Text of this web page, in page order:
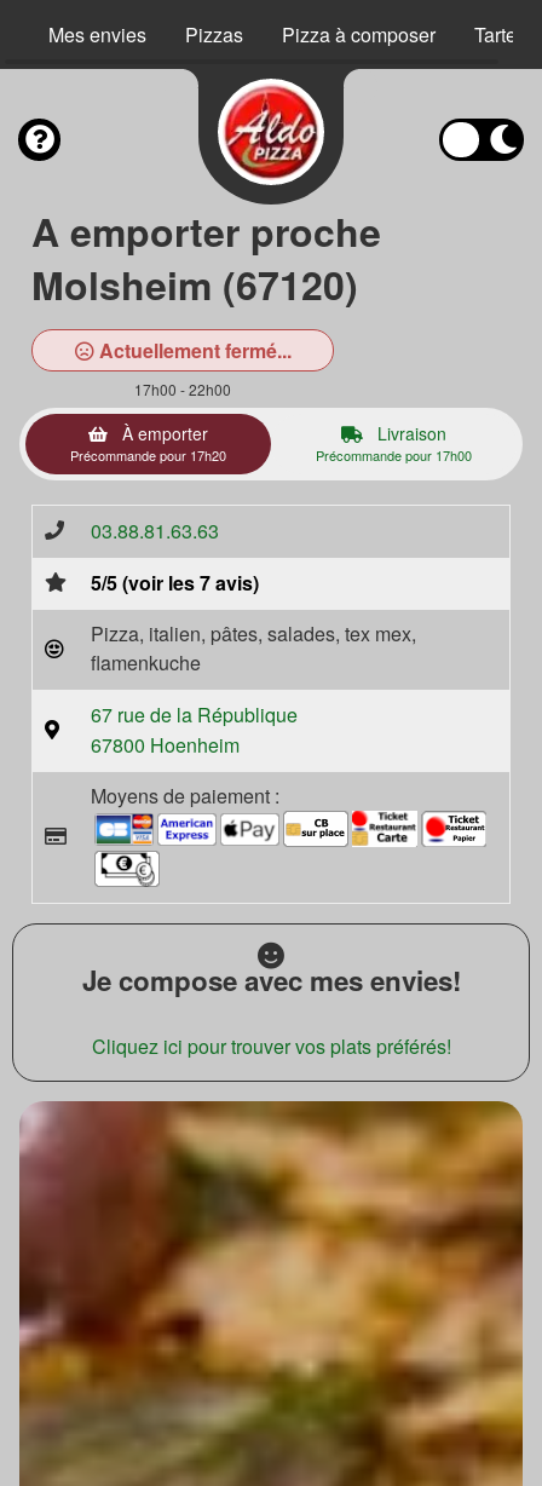
Mes envies Pizzas Pizza à composer Tartes
A emporter proche
Molsheim (67120)
Actuellement fermé...
17h00 - 22h00
À emporter
Précommande pour 17h20
Livraison
Précommande pour 17h00
03.88.81.63.63
5/5 (voir les 7 avis)
Pizza, italien, pâtes, salades, tex mex,
flamenkuche
67 rue de la République
67800 Hoenheim
Moyens de paiement :
Je compose avec mes envies!
Cliquez ici pour trouver vos plats préférés!